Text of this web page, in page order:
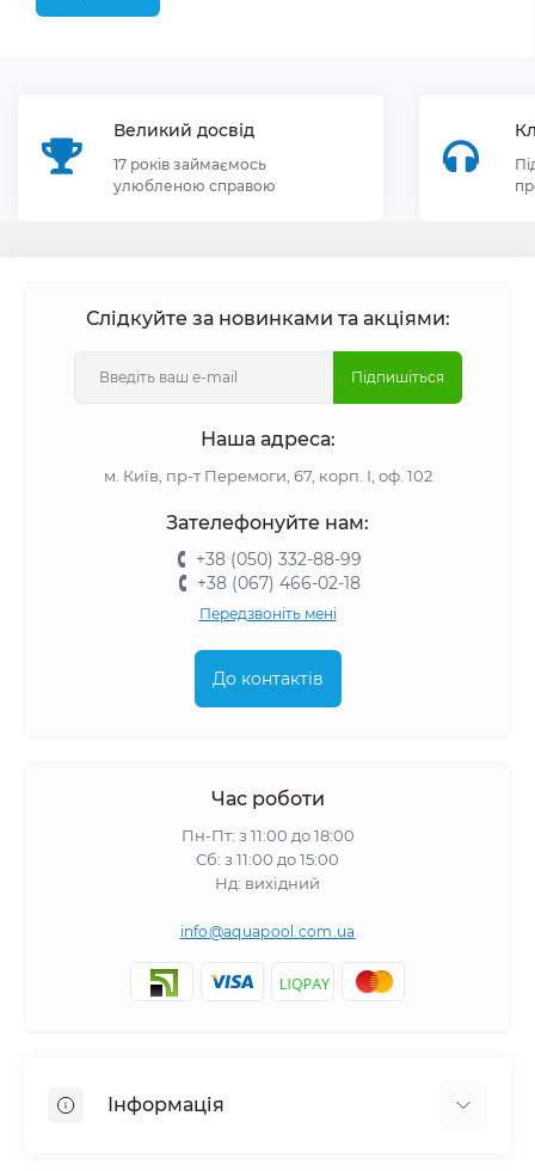
Великий досвід
17 років займаємось
улюбленою справою
Слідкуйте за новинками та акціями:
Підпишіться
Наша адреса:
м. Київ, пр-т Перемоги, 67, корп. І, оф. 102
Зателефонуйте нам:
+38 (050) 332-88-99
+38 (067) 466-02-18
Передзвоніть мені
До контактів
Час роботи
Пн-Пт: з 11:00 до 18:00
Сб: з 11:00 до 15:00
Нд: вихідний
info@aquapool.com.ua
Інформація